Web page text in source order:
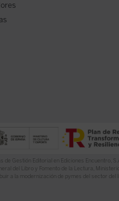
de Gestión Editorial en Ediciones Encuentro,
del Libro y Fomento de la Lectura,
a la modernización de pymes del sector del